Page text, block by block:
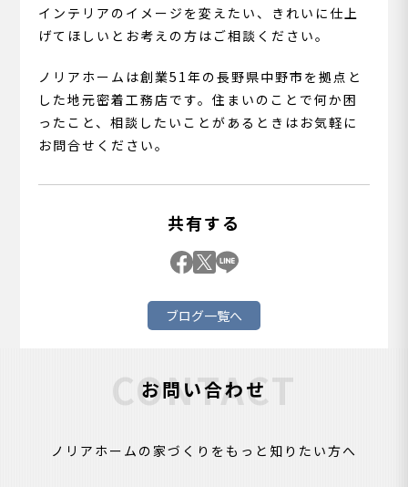
インテリアのイメージを変えたい、きれいに仕上
げてほしいとお考えの方はご相談ください。
ノリアホームは創業51年の長野県中野市を拠点と
した地元密着工務店です。住まいのことで何か困
ったこと、相談したいことがあるときはお気軽に
お問合せください。
共有する
ブログ一覧へ
お問い合わせ
CONTACT
ノリアホームの家づくりをもっと知りたい方へ